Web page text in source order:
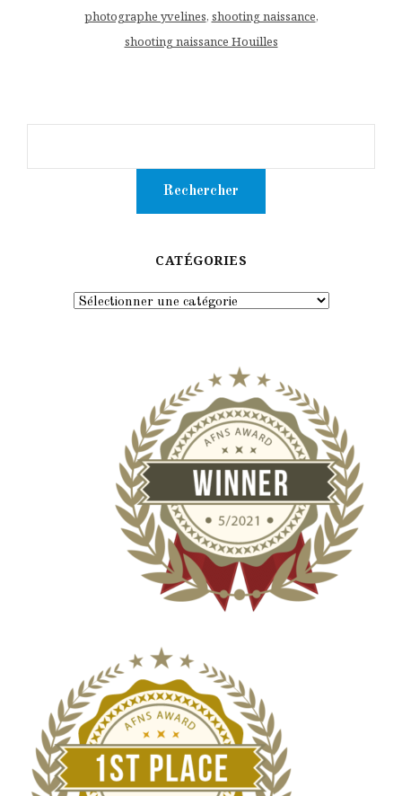
photographe yvelines, shooting naissance,
shooting naissance Houilles
CATÉGORIES